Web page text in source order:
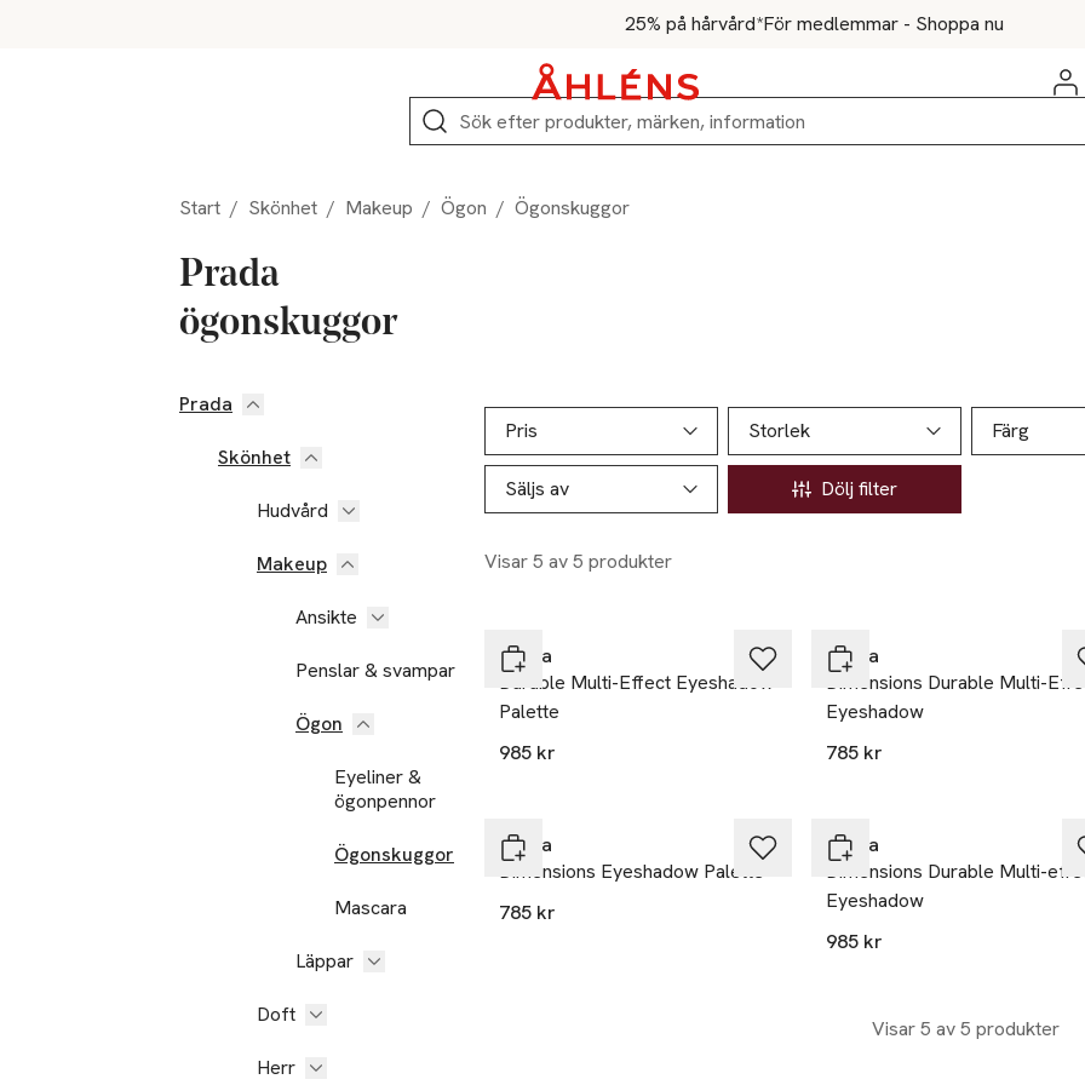
25% på hårvård*För medlemmar - Shoppa nu
Sök
Start / Skönhet / Makeup / Ögon / Ögonskuggor
Prada
ögonskuggor
Hoppa till produktsidan
Prada
Skönhet
Hudvård
Makeup
Ansikte
Penslar & svampar
Ögon
Eyeliner &
ögonpennor
Ögonskuggor
Mascara
Läppar
Doft
Herr
Hoppa till produktsidan
Pris
Storlek Färg
Säljs av Dölj filter
Visar 5 av 5 produkter
Lista över produkter
Prada
Durable Multi-Effect Eyeshadow
Palette
985 kr
Prada
Dimensions Durable Multi-
Eyeshadow
785 kr
Prada
Dimensions Eyeshadow Palette
785 kr
Prada
Dimensions Durable Multi-
Eyeshadow
985 kr
Visar 5 av 5 produkter